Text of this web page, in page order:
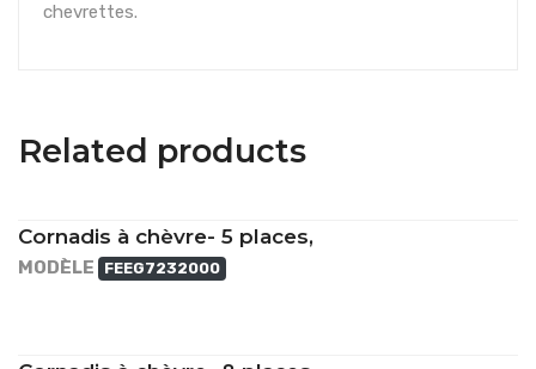
chevrettes.
Related products
Cornadis à chèvre- 5 places,
MODÈLE FEEG7232000